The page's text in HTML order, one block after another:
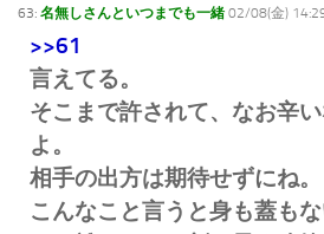
63: 名無しさんといつまでも一緒 02/08(金)
>>61
言えてる。
そこまで許されて、なお辛
よ。
相手の出方は期待せずにね。
こんなこと言うと身も蓋も